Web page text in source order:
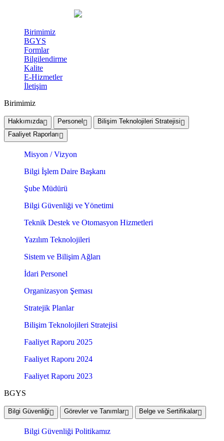
Birimimiz
BGYS
Formlar
Bilgilendirme
Kalite
E-Hizmetler
İletişim
Birimimiz
Hakkımızda Personel
Bilişim Teknolojileri Stratejisi
Faaliyet Raporları
Misyon / Vizyon
Bilgi İşlem Daire Başkanı
Şube Müdürü
Bilgi Güvenliği ve Yönetimi
Teknik Destek ve Otomasyon Hizmetleri
Yazılım Teknolojileri
Sistem ve Bilişim Ağları
İdari Personel
Organizasyon Şeması
Stratejik Planlar
Bilişim Teknolojileri Stratejisi
Faaliyet Raporu 2025
Faaliyet Raporu 2024
Faaliyet Raporu 2023
BGYS
Bilgi Güvenliği Görevler ve Tanımlar Belge ve Sertifikalar
Bilgi Güvenliği Politikamız